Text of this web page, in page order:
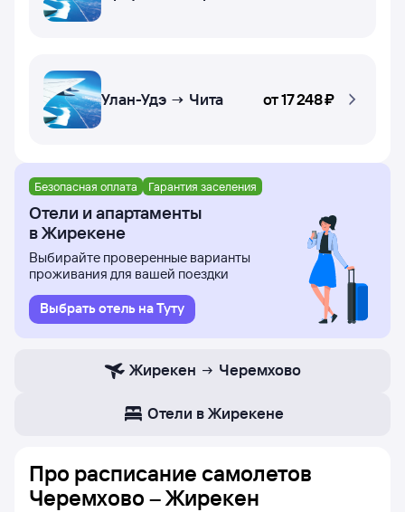
Улан-Удэ → Чита от17 ⁠248 ⁠₽
Безопасная оплата Гарантия заселения
Отели и апартаменты
в Жирекене
Выбирайте проверенные варианты
проживания для вашей поездки
Выбрать отель на Туту
Жирекен Черемхово
Отели в Жирекене
Про расписание самолетов
Черемхово – Жирекен